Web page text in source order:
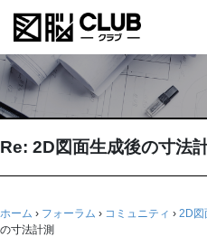
Re: 2D図面生成後の寸法
ホーム › フォーラム › コミュニティ › 2D図
の寸法計測